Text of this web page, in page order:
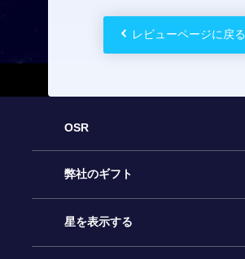
レビューページに戻る
OSR
カスタマーサービス
お問い合わせ
弊社のギフト
Online Starギフト
星を表示する